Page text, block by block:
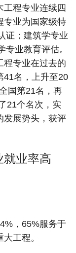
工程专业连续四
专业为国家级特
证；建筑学专业
业教育评估。
程专业在过去的
41名，上升至20
国第21名，再
21个名次，实
发展势头，获评
就业率高
，65%服务于
工程。